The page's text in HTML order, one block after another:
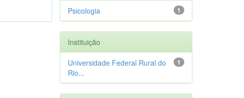
1
Psicologia
Instituição
1
Universidade Federal Rural do
Rio...